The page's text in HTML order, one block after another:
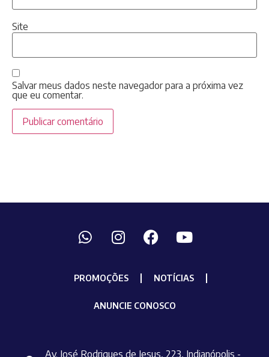
Site
Salvar meus dados neste navegador para a próxima vez
que eu comentar.
PROMOÇÕES NOTÍCIAS
ANUNCIE CONOSCO
Av. José Rodrigues de Jesus, 223, Indianópolis -